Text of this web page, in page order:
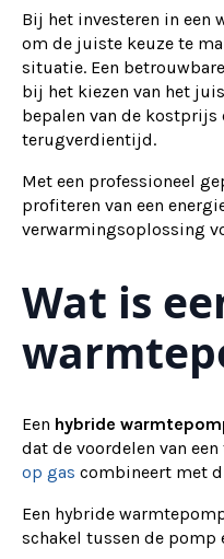
Bij het investeren in een
om de juiste keuze te
situatie. Een
bij het kiezen van het
bepalen van de kostprijs
terugverdientijd.
Met een professioneel
profiteren van een
verwarmingsoplossing
Wat is
Een hybride
dat de voordelen van
op gas combineert met
Een hybride
schakel tussen de pomp